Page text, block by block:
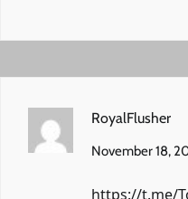
RoyalFlusher
November 18,
https://t.me/